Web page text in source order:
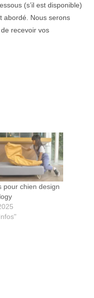
(s’il est disponible)
abordé. Nous serons
recevoir vos
pour chien design